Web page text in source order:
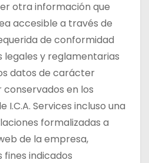
otra información que
accesible a través de
de conformidad
legales y reglamentarias
datos de carácter
en los
I.C.A. Services incluso una
formalizadas a
de la empresa,
fines indicados